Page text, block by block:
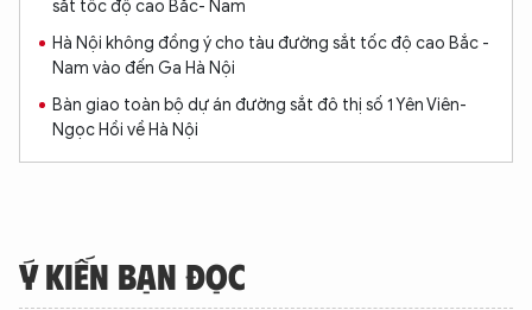
sắt tốc độ cao Bắc- Nam
Hà Nội không đồng ý cho tàu đường sắt tốc độ cao Bắc -
Nam vào đến Ga Hà Nội
Bàn giao toàn bộ dự án đường sắt đô thị số 1 Yên Viên-
Ngọc Hồi về Hà Nội
Ý KIẾN BẠN ĐỌC